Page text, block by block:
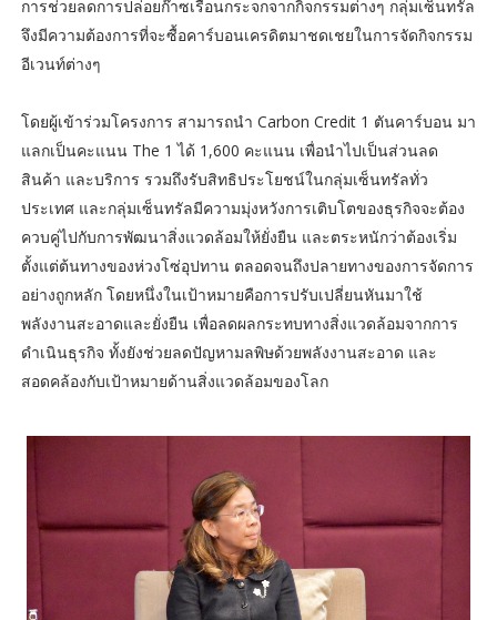
การช่วยลดการปล่อยก๊าซเรือนกระจกจากกิจกรรมต่างๆ กลุ่มเซ็นทรัล
จึงมีความต้องการที่จะซื้อคาร์บอนเครดิตมาชดเชยในการจัดกิจกรรม
อีเวนท์ต่างๆ
โดยผู้เข้าร่วมโครงการ สามารถนำ Carbon Credit 1 ตันคาร์บอน มา
แลกเป็นคะแนน The 1 ได้ 1,600 คะแนน เพื่อนำไปเป็นส่วนลด
สินค้า และบริการ รวมถึงรับสิทธิประโยชน์ในกลุ่มเซ็นทรัลทั่ว
ประเทศ และกลุ่มเซ็นทรัลมีความมุ่งหวังการเติบโตของธุรกิจจะต้อง
ควบคู่ไปกับการพัฒนาสิ่งแวดล้อมให้ยั่งยืน และตระหนักว่าต้องเริ่ม
ตั้งแต่ต้นทางของห่วงโซ่อุปทาน ตลอดจนถึงปลายทางของการจัดการ
อย่างถูกหลัก โดยหนึ่งในเป้าหมายคือการปรับเปลี่ยนหันมาใช้
พลังงานสะอาดและยั่งยืน เพื่อลดผลกระทบทางสิ่งแวดล้อมจากการ
ดำเนินธุรกิจ ทั้งยังช่วยลดปัญหามลพิษด้วยพลังงานสะอาด และ
สอดคล้องกับเป้าหมายด้านสิ่งแวดล้อมของโลก